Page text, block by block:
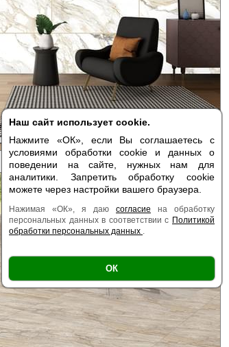
Наш сайт использует cookie.
Нажмите «ОК», если Вы соглашаетесь с
условиями обработки cookie и данных о
поведении на сайте, нужных нам для
аналитики. Запретить обработку cookie
можете через настройки вашего браузера.
Нажимая «ОК», я даю согласие на обработку
персональных данных в соответствии с Политикой
обработки персональных данных .
ОК